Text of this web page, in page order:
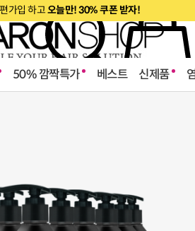
가입 하고오늘만! 30% 쿠폰 받자!
50% 깜짝특가 베스트 신제품